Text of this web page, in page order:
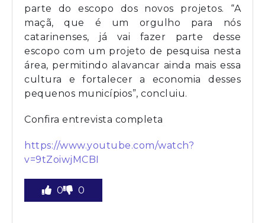
parte do escopo dos novos projetos. “A
maçã, que é um orgulho para nós
catarinenses, já vai fazer parte desse
escopo com um projeto de pesquisa nesta
área, permitindo alavancar ainda mais essa
cultura e fortalecer a economia desses
pequenos municípios”, concluiu.
Confira entrevista completa
https://www.youtube.com/watch?
v=9tZoiwjMCBI
0 0